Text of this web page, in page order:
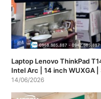
Laptop Lenovo ThinkPad
Intel Arc | 14 inch WUXGA
14/06/2026